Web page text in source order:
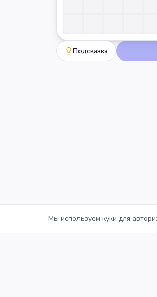
Подсказка
Мы используем куки для